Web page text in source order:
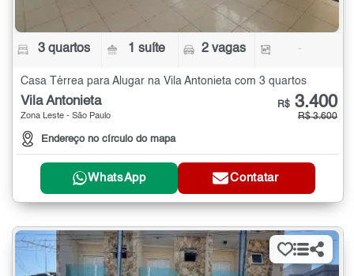
3 quartos 1 suíte 2 vagas -
Casa Térrea para Alugar na Vila Antonieta com 3 quartos
Vila Antonieta
Zona Leste - São Paulo
Endereço no círculo do mapa
R$ 3.400
R$ 3.600
WhatsApp Contatar